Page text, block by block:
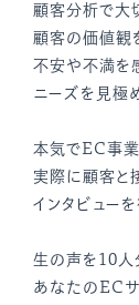
顧客分析で大
顧客の価値観
不安や不満を
ニーズを見極め
本気でEC事
実際に顧客と
インタビューを
生の声を10人
あなたのECサ